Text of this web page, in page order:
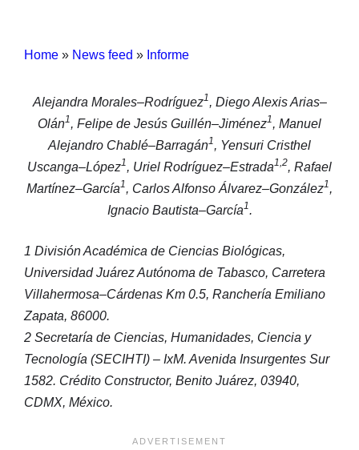
Home » News feed » Informe
Alejandra Morales–Rodríguez1, Diego Alexis Arias–
Olán1, Felipe de Jesús Guillén–Jiménez1, Manuel
Alejandro Chablé–Barragán1, Yensuri Cristhel
Uscanga–López1, Uriel Rodríguez–Estrada1,2, Rafael
Martínez–García1, Carlos Alfonso Álvarez–González1,
Ignacio Bautista–García1.
1 División Académica de Ciencias Biológicas,
Universidad Juárez Autónoma de Tabasco, Carretera
Villahermosa–Cárdenas Km 0.5, Ranchería Emiliano
Zapata, 86000.
2 Secretaría de Ciencias, Humanidades, Ciencia y
Tecnología (SECIHTI) – IxM. Avenida Insurgentes Sur
1582. Crédito Constructor, Benito Juárez, 03940,
CDMX, México.